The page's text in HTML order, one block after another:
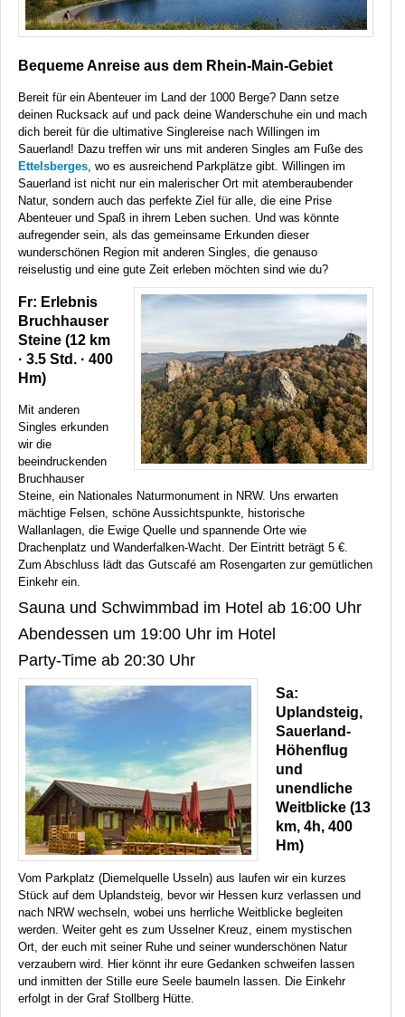
Bequeme Anreise aus dem Rhein-Main-Gebiet
Bereit für ein Abenteuer im Land der 1000 Berge? Dann setze
deinen Rucksack auf und pack deine Wanderschuhe ein und mach
dich bereit für die ultimative Singlereise nach Willingen im
Sauerland! Dazu treffen wir uns mit anderen Singles am Fuße des
Ettelsberges, wo es ausreichend Parkplätze gibt. Willingen im
Sauerland ist nicht nur ein malerischer Ort mit atemberaubender
Natur, sondern auch das perfekte Ziel für alle, die eine Prise
Abenteuer und Spaß in ihrem Leben suchen. Und was könnte
aufregender sein, als das gemeinsame Erkunden dieser
wunderschönen Region mit anderen Singles, die genauso
reiselustig und eine gute Zeit erleben möchten sind wie du?
Fr: Erlebnis
Bruchhauser
Steine (12 km
· 3.5 Std. · 400
Hm)
Mit anderen
Singles erkunden
wir die
beeindruckenden
Bruchhauser
Steine, ein Nationales Naturmonument in NRW. Uns erwarten
mächtige Felsen, schöne Aussichtspunkte, historische
Wallanlagen, die Ewige Quelle und spannende Orte wie
Drachenplatz und Wanderfalken-Wacht. Der Eintritt beträgt 5 €.
Zum Abschluss lädt das Gutscafé am Rosengarten zur gemütlichen
Einkehr ein.
Sauna und Schwimmbad im Hotel ab 16:00 Uhr
Abendessen um 19:00 Uhr im Hotel
Party-Time ab 20:30 Uhr
Sa:
Uplandsteig,
Sauerland-
Höhenflug
und
unendliche
Weitblicke (13
km, 4h, 400
Hm)
Vom Parkplatz (Diemelquelle Usseln) aus laufen wir ein kurzes
Stück auf dem Uplandsteig, bevor wir Hessen kurz verlassen und
nach NRW wechseln, wobei uns herrliche Weitblicke begleiten
werden. Weiter geht es zum Usselner Kreuz, einem mystischen
Ort, der euch mit seiner Ruhe und seiner wunderschönen Natur
verzaubern wird. Hier könnt ihr eure Gedanken schweifen lassen
und inmitten der Stille eure Seele baumeln lassen. Die Einkehr
erfolgt in der Graf Stollberg Hütte.